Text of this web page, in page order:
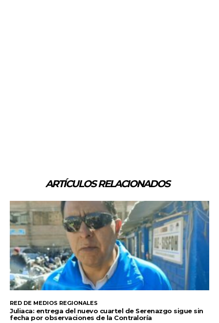
ARTÍCULOS RELACIONADOS
RED DE MEDIOS REGIONALES
Juliaca: entrega del nuevo cuartel de Serenazgo sigue sin
fecha por observaciones de la Contraloría